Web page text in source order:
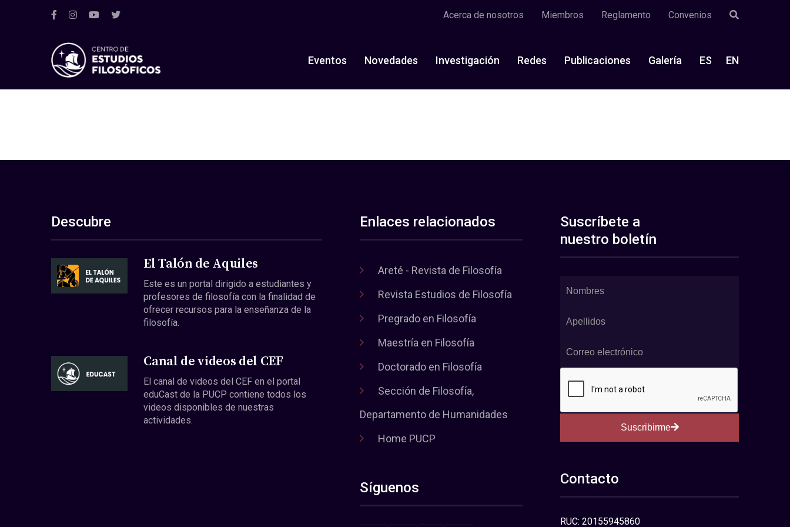
Acerca de nosotros Miembros Reglamento Convenios
Eventos Novedades Investigación Redes Publicaciones Galería ES EN
Descubre
El Talón de Aquiles
Este es un portal dirigido a estudiantes y
profesores de filosofía con la finalidad de
ofrecer recursos para la enseñanza de la
filosofía.
Canal de videos del CEF
El canal de videos del CEF en el portal
eduCast de la PUCP contiene todos los
videos disponibles de nuestras
actividades.
Enlaces relacionados
Areté - Revista de Filosofía
Revista Estudios de Filosofía
Pregrado en Filosofía
Maestría en Filosofía
Doctorado en Filosofía
Sección de Filosofía,
Departamento de Humanidades
Home PUCP
Síguenos
Suscríbete a
nuestro boletín
Suscribirme
Contacto
RUC: 20155945860